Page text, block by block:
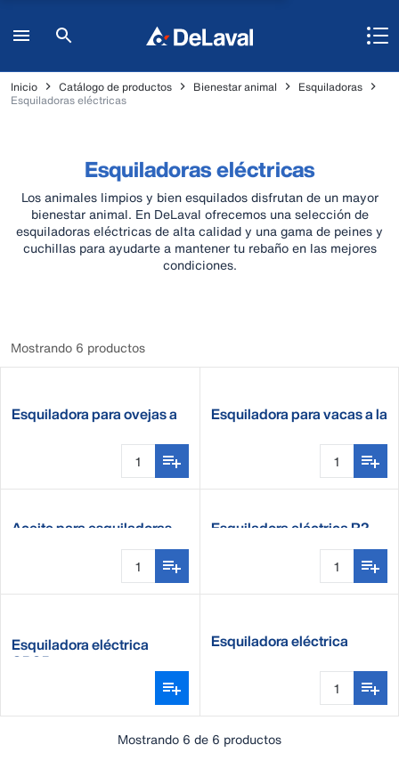
Inicio Catálogo de productos Bienestar animal
Esquiladoras
Esquiladoras eléctricas
Esquiladoras eléctricas
Los animales limpios y bien esquilados disfrutan de un mayor
bienestar animal. En DeLaval ofrecemos una selección de
esquiladoras eléctricas de alta calidad y una gama de peines y
cuchillas para ayudarte a mantener tu rebaño en las mejores
condiciones.
Mostrando 6 productos
Esquiladora para ovejas a Esquiladora para vacas a la
Aceite para esquiladoras Esquiladora eléctrica R2
Esquiladora eléctrica
CB35
Esquiladora eléctrica
Mostrando 6 de 6 productos